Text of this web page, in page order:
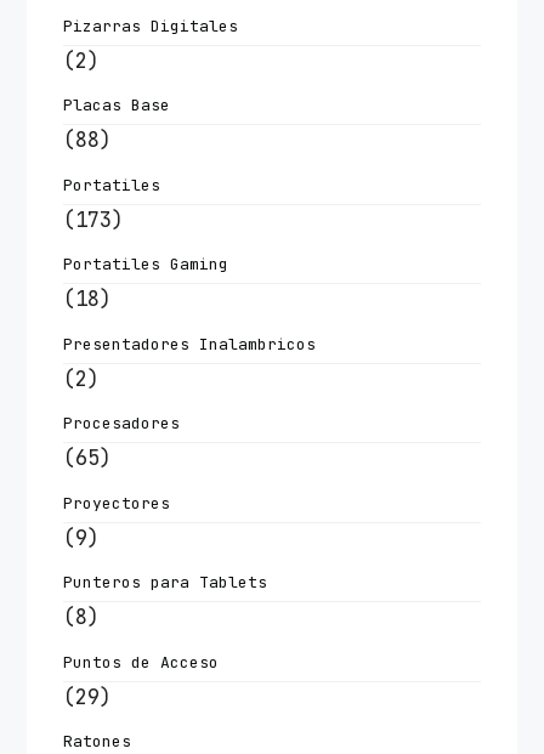
Pizarras Digitales
(2)
Placas Base
(88)
Portatiles
(173)
Portatiles Gaming
(18)
Presentadores Inalambricos
(2)
Procesadores
(65)
Proyectores
(9)
Punteros para Tablets
(8)
Puntos de Acceso
(29)
Ratones